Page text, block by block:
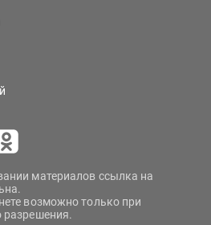
материалов ссылка на
возможно только при
разрешения.